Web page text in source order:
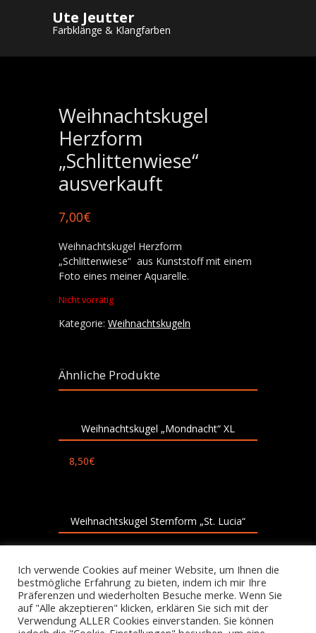
Ute Jeutter
Farbklänge & Klangfarben
Startseite/Shop
Herzform „Schlittenwiese“ ausverkauft
Weihnachtskugel
Herzform
„Schlittenwiese“
ausverkauft
7,00€
Weihnachtskugel Herzform
„Schlittenwiese“ aus Kunststoff mit einem
Foto eines meiner Aquarelle.
Nicht vorrätig
Kategorie: Weihnachtskugeln
Ähnliche Produkte
Weihnachtskugel „Mondnacht“ XL
8,50€
Weihnachtskugel Sternform „St. Lucia“
Ich verwende Cookies auf meiner Website, um Ihnen die
bestmögliche Erfahrung zu bieten, indem ich mir Ihre
Präferenzen und wiederholten Besuche merke. Wenn Sie
auf "Alle akzeptieren" klicken, erklären Sie sich mit der
Verwendung ALLER Cookies einverstanden. Sie können